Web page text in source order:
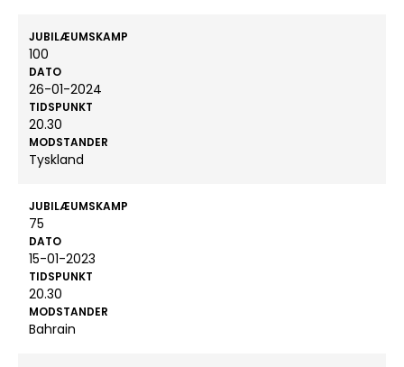
JUBILÆUMSKAMP
100
DATO
26-01-2024
TIDSPUNKT
20.30
MODSTANDER
Tyskland
JUBILÆUMSKAMP
75
DATO
15-01-2023
TIDSPUNKT
20.30
MODSTANDER
Bahrain